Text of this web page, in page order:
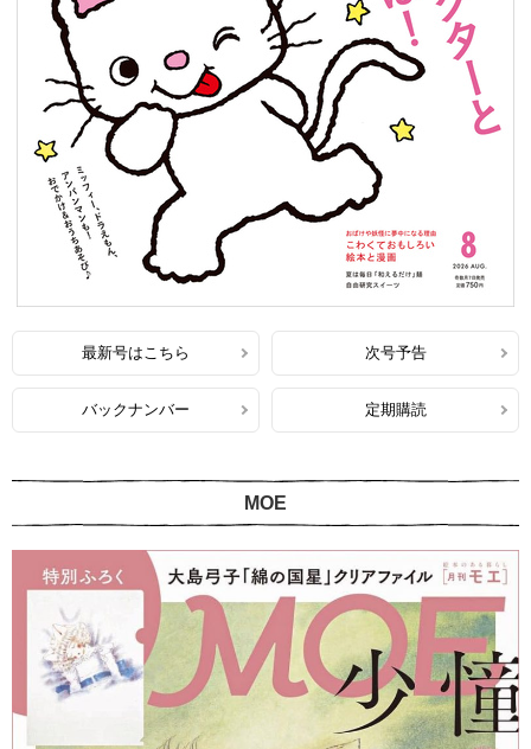
最新号はこちら 次号予告
バックナンバー 定期購読
MOE